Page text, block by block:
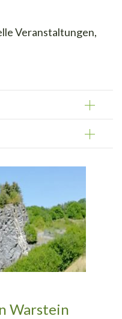
Veranstaltungen,
Warstein